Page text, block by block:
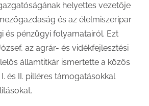
helyettes vezetője
és az élelmiszeripar
és pénzügyi folyamatairól. Ezt
az agrár- és vidékfejlesztési
államtitkár ismertette a közös
és II. pilléres támogatásokkal